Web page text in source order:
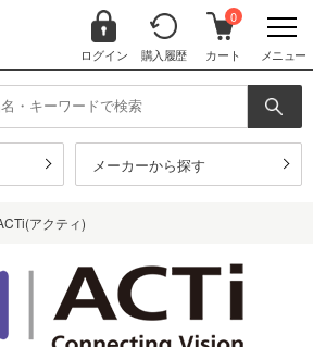
ログイン 購入履歴
0
カート メニュー
メーカーから探す
アクティ)